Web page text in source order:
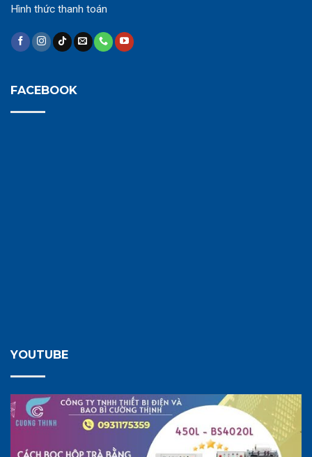
Hình thức thanh toán
FACEBOOK
YOUTUBE